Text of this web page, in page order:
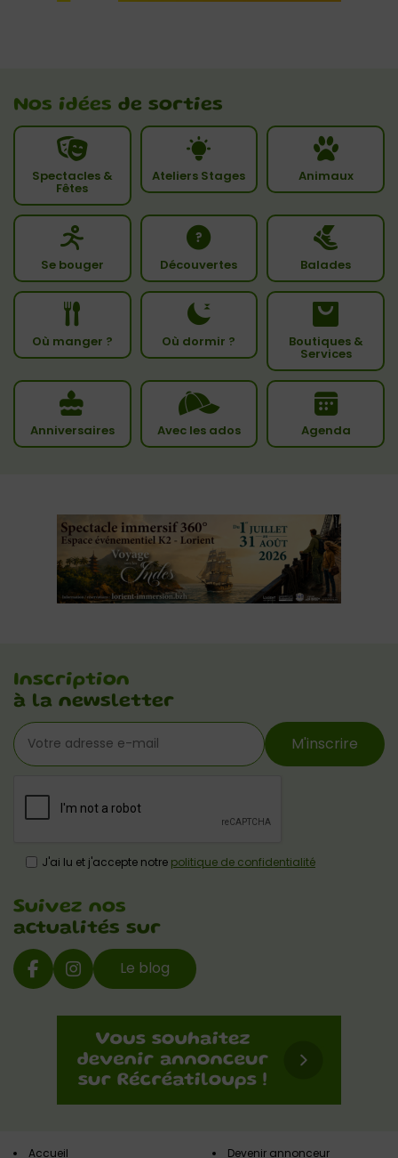
Nos idées de sorties
Spectacles &
Fêtes
Ateliers Stages Animaux
Se bouger Découvertes Balades
Où manger ? Où dormir ? Boutiques &
Services
Anniversaires Avec les ados Agenda
Inscription
à la newsletter
M'inscrire
J'ai lu et j'accepte notre politique de confidentialité
Suivez nos
actualités sur
Le blog
Accueil Devenir annonceur